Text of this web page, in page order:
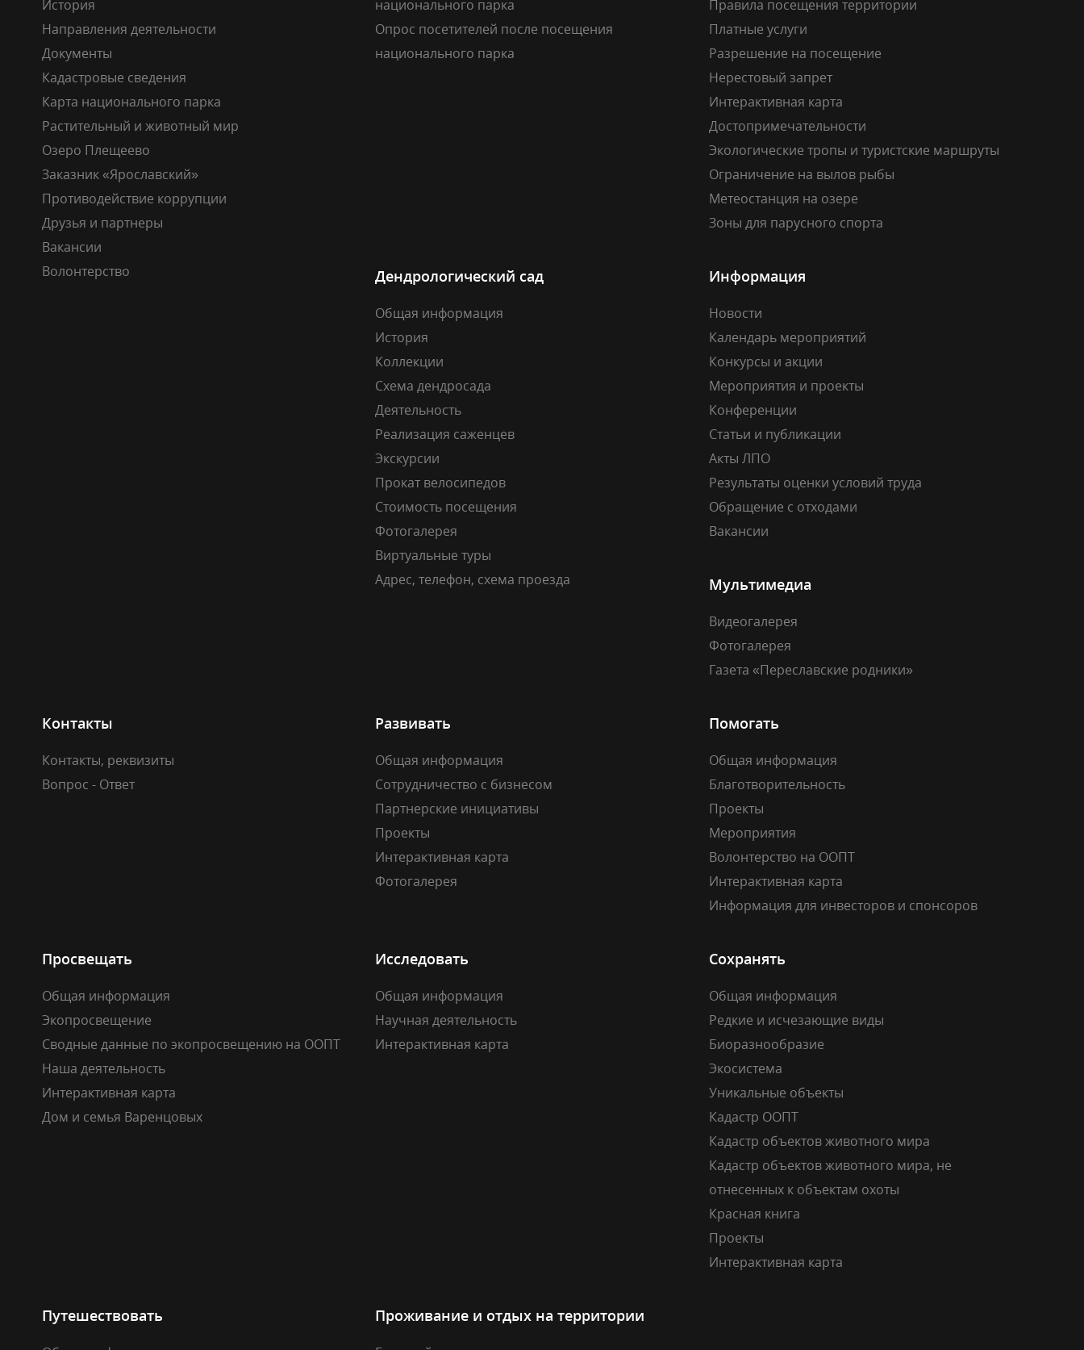
История
Направления деятельности
Документы
Кадастровые сведения
Карта национального парка
Растительный и животный мир
Озеро Плещеево
Заказник «Ярославский»
Противодействие коррупции
Друзья и партнеры
Вакансии
Волонтерство
национального парка
Опрос посетителей после посещения
национального парка
Правила посещения территории
Платные услуги
Разрешение на посещение
Нерестовый запрет
Интерактивная карта
Достопримечательности
Экологические тропы и туристские маршруты
Ограничение на вылов рыбы
Метеостанция на озере
Зоны для парусного спорта
Дендрологический сад
Общая информация
История
Коллекции
Схема дендросада
Деятельность
Реализация саженцев
Экскурсии
Прокат велосипедов
Стоимость посещения
Фотогалерея
Виртуальные туры
Адрес, телефон, схема проезда
Информация
Новости
Календарь мероприятий
Конкурсы и акции
Мероприятия и проекты
Конференции
Статьи и публикации
Акты ЛПО
Результаты оценки условий труда
Обращение с отходами
Вакансии
Мультимедиа
Видеогалерея
Фотогалерея
Газета «Переславские родники»
Контакты
Контакты, реквизиты
Вопрос - Ответ
Развивать
Общая информация
Сотрудничество с бизнесом
Партнерские инициативы
Проекты
Интерактивная карта
Фотогалерея
Помогать
Общая информация
Благотворительность
Проекты
Мероприятия
Волонтерство на ООПТ
Интерактивная карта
Информация для инвесторов и спонсоров
Просвещать
Общая информация
Экопросвещение
Сводные данные по экопросвещению на ООПТ
Наша деятельность
Интерактивная карта
Дом и семья Варенцовых
Исследовать
Общая информация
Научная деятельность
Интерактивная карта
Сохранять
Общая информация
Редкие и исчезающие виды
Биоразнообразие
Экосистема
Уникальные объекты
Кадастр ООПТ
Кадастр объектов животного мира
Кадастр объектов животного мира, не
отнесенных к объектам охоты
Красная книга
Проекты
Интерактивная карта
Путешествовать Проживание и отдых на территории